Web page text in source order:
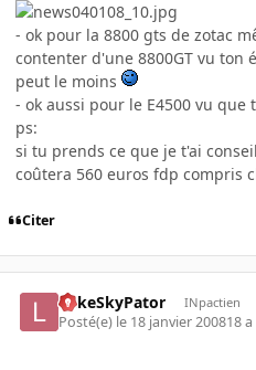
- ok pour la 8800 gts de zotac
contenter d'une 8800GT vu ton
peut le moins
- ok aussi pour le E4500 vu
ps:
si tu prends ce que je t'ai
coûtera 560 euros fdp compris
Citer
LukeSkyPator INpactien
Posté(e) le 18 janvier 200818 a